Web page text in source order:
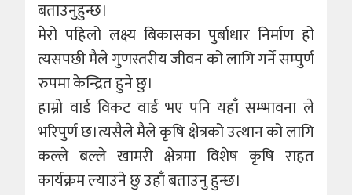
बताउनुहुन्छ।
मेरो पहिलो लक्ष्य बिकासका पुर्बाधार निर्माण हो
त्यसपछी मैले गुणस्तरीय जीवन को लागि गर्ने सम्पुर्ण
रुपमा केन्द्रित हुने छु।
हाम्रो वार्ड विकट वार्ड भए पनि यहाँ सम्भावना ले
भरिपुर्ण छ।त्यसैले मैले कृषि क्षेत्रको उत्थान को लागि
कल्ले बल्ले खामरी क्षेत्रमा विशेष कृषि राहत
कार्यक्रम ल्याउने छु उहाँ बताउनु हुन्छ।